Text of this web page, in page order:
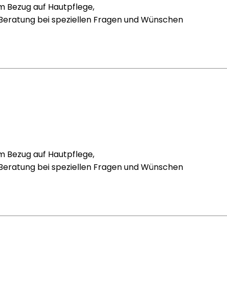
Bezug auf Hautpflege,
bei speziellen Fragen und Wünschen
Bezug auf Hautpflege,
bei speziellen Fragen und Wünschen